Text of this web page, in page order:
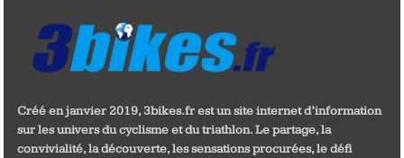
Créé en janvier 2019, 3bikes.fr est un site internet d’information
sur les univers du cyclisme et du triathlon. Le partage, la
convivialité, la découverte, les sensations procurées, le défi